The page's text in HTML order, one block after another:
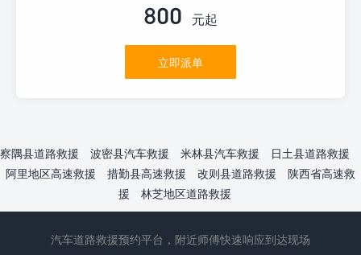
800 元起
立即派单
察隅县道路救援 波密县汽车救援 米林县汽车救援
日土县道路救援
阿里地区高速救援
措勤县高速救援 改则县道路救援
陕西省高速救
援
林芝地区道路救援
汽车道路救援预约平台，附近师傅快速响应到达现场